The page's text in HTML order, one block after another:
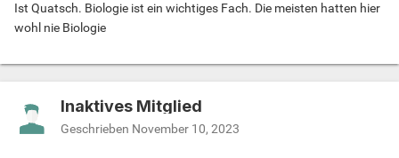
Ist Quatsch. Biologie ist ein wichtiges Fach. Die meisten hatten hier
wohl nie Biologie
Inaktives Mitglied
Geschrieben November 10, 2023